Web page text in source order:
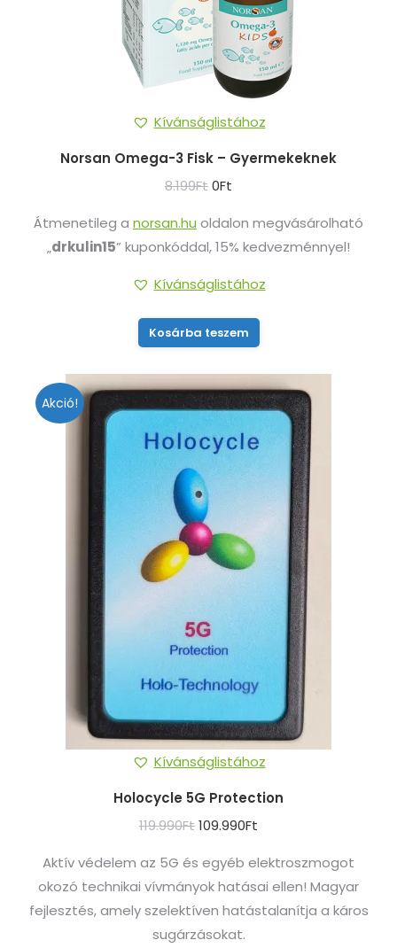
Kívánságlistához
Norsan Omega-3 Fisk – Gyermekeknek
8.199FtOriginal
was:
8.199Ft.
0Ft
is:
0Ft.
Átmenetileg a norsan.hu oldalon megvásárolható
„drkulin15” kuponkóddal, 15% kedvezménnyel!
Kívánságlistához
Kosárba teszem
Akció!
Kívánságlistához
Holocycle 5G Protection
119.990FtOriginal
was:
119.990Ft.
109.990Ft
is:
109.990Ft.
Aktív védelem az 5G és egyéb elektroszmogot
okozó technikai vívmányok hatásai ellen! Magyar
fejlesztés, amely szelektíven hatástalanítja a káros
sugárzásokat.